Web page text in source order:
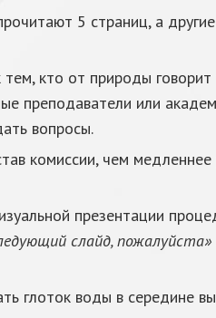
5 страниц, а
кто от природы
преподаватели или
вопросы.
комиссии, чем
презентации
слайд, пожалуйста»
глоток воды в середине